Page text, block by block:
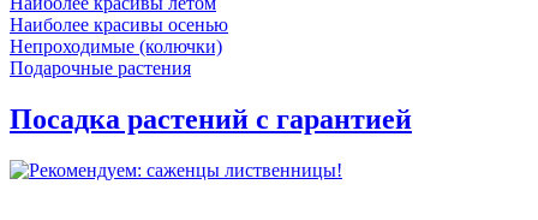
Наиболее красивы осенью
Непроходимые (колючки)
Подарочные растения
Посадка растений с гарантией